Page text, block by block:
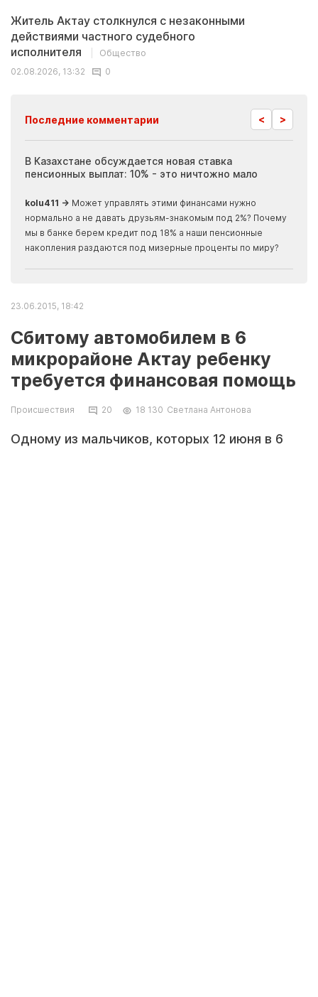
Житель Актау столкнулся с незаконными
действиями частного судебного
исполнителя
Общество
02.08.2026, 13:32
0
Последние комментарии < >
В Казахстане обсуждается новая ставка
пенсионных выплат: 10% - это ничтожно мало
kolu411 → Может управлять этими финансами нужно
нормально а не давать друзьям-знакомым под 2%? Почему
мы в банке берем кредит под 18% а наши пенсионные
накопления раздаются под мизерные проценты по миру?
23.06.2015, 18:42
Сбитому автомобилем в 6
микрорайоне Актау ребенку
требуется финансовая помощь
Происшествия 20 18 130 Светлана Антонова
Одному из мальчиков, которых 12 июня в 6